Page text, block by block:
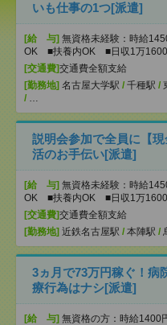
いも仕事の1つ[派遣]
[給 与] 無資格未経験：時給
OK ■扶養内OK ■日収1万1600
[交通費]交通費全額支給
[勤務地] 名古屋大学駅 / 千種駅 /
/ …
説明会参加で全員に【
活のお手伝い[派遣]
[給 与] 無資格未経験：時給
OK ■扶養内OK ■日収1万1600
[交通費]交通費全額支給
[勤務地] 近鉄名古屋駅 / 本陣駅 /
3ヵ月で73万円稼ぐ！病
療行為はナシ[派遣]
[給 与] 無資格の方：時給1400